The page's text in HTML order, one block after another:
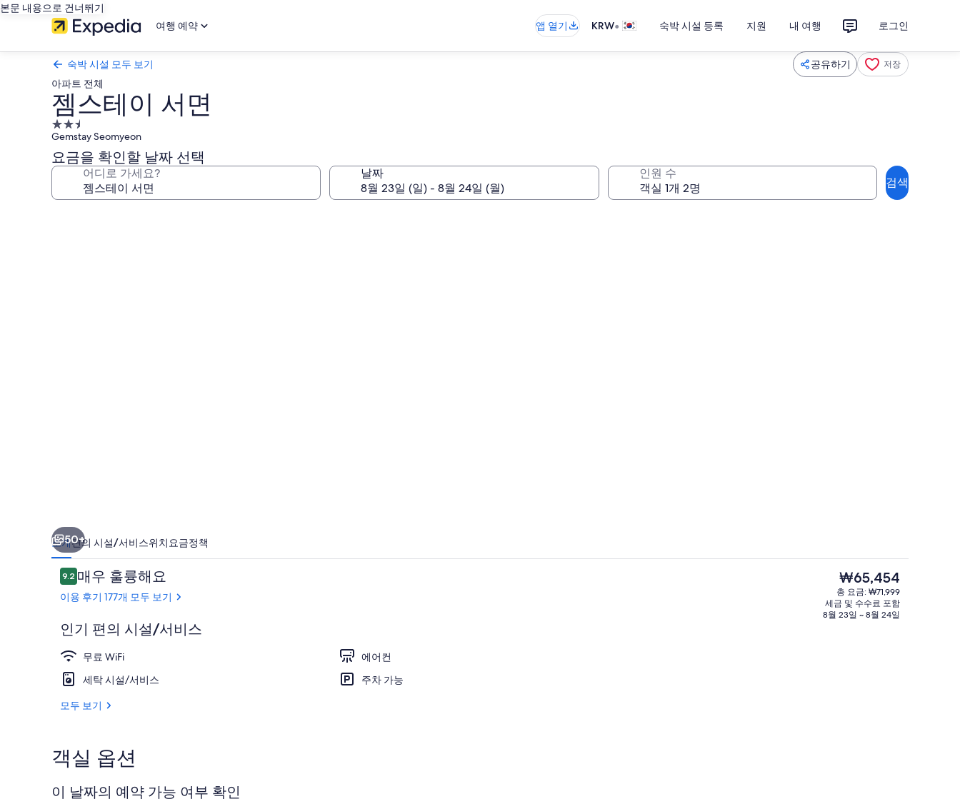
본문 내용으로 건너뛰기
여행 예약
앱 열기 KRW• 숙박 시설 등록 지원 내 여행 로그인
숙박 시설 모두 보기 공유하기 저장
아파트 전체
젬스테이 서면
2.5
성
급
숙
시
Gemstay Seomyeon
요금을 확인할 날짜 선택
어디로 가세요? 날짜 인원 수
검색
50+
소개편의 시설/서비스위치요금정책
이
용
후
9.210점 만점 중 9.2점.
매우 훌륭해요
이용 후기 177개 모두 보기
인기 편의 시설/서비스
무료 WiFi
에어컨
세탁 시설/서비스
주차 가능
모두 보기
현
재
가
격
₩65,454
총 요금: ₩71,999
세금 및 수수료 포함
8월 23일 ~ 8월 24일
객실 옵션
이 날짜의 예약 가능 여부 확인